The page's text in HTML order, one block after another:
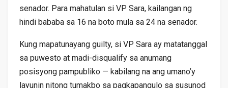
senador. Para mahatulan si VP Sara, kailangan ng
hindi bababa sa 16 na boto mula sa 24 na senador.
Kung mapatunayang guilty, si VP Sara ay matatanggal
sa puwesto at madi-disqualify sa anumang
posisyong pampubliko — kabilang na ang umano’y
layunin nitong tumakbo sa pagkapangulo sa susunod